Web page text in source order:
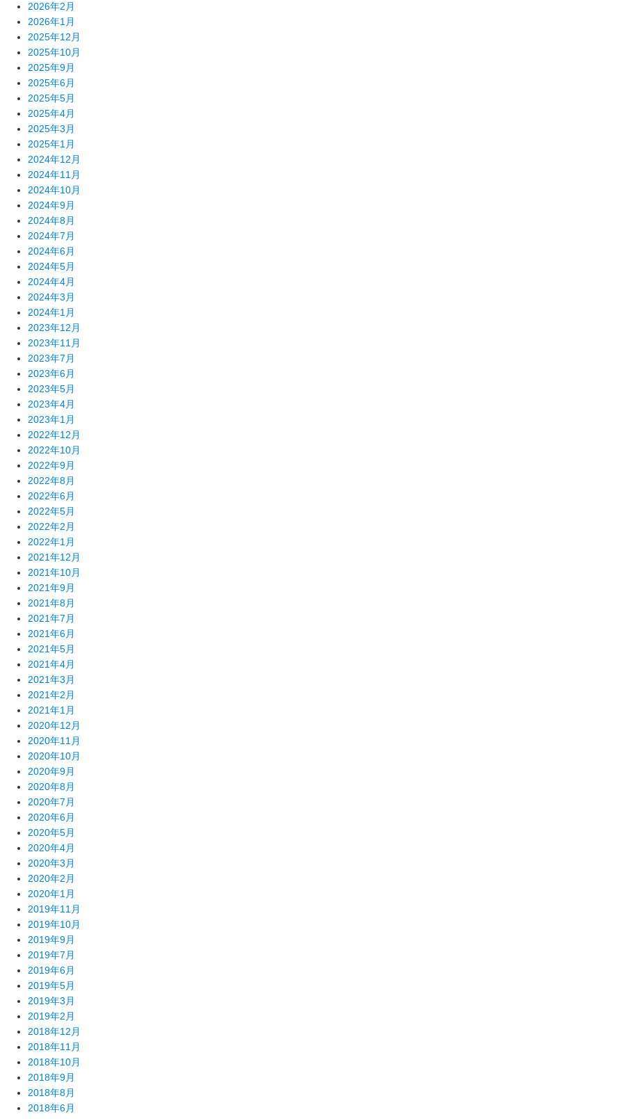
2026年2月
2026年1月
2025年12月
2025年10月
2025年9月
2025年6月
2025年5月
2025年4月
2025年3月
2025年1月
2024年12月
2024年11月
2024年10月
2024年9月
2024年8月
2024年7月
2024年6月
2024年5月
2024年4月
2024年3月
2024年1月
2023年12月
2023年11月
2023年7月
2023年6月
2023年5月
2023年4月
2023年1月
2022年12月
2022年10月
2022年9月
2022年8月
2022年6月
2022年5月
2022年2月
2022年1月
2021年12月
2021年10月
2021年9月
2021年8月
2021年7月
2021年6月
2021年5月
2021年4月
2021年3月
2021年2月
2021年1月
2020年12月
2020年11月
2020年10月
2020年9月
2020年8月
2020年7月
2020年6月
2020年5月
2020年4月
2020年3月
2020年2月
2020年1月
2019年11月
2019年10月
2019年9月
2019年7月
2019年6月
2019年5月
2019年3月
2019年2月
2018年12月
2018年11月
2018年10月
2018年9月
2018年8月
2018年6月